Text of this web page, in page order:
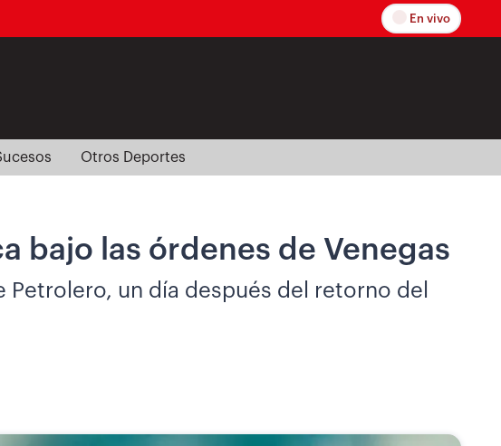
En vivo
Otros Deportes
bajo las órdenes de Venegas
un día después del retorno del